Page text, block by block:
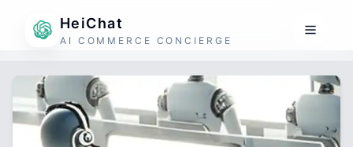
HeiChat
AI COMMERCE CONCIERGE